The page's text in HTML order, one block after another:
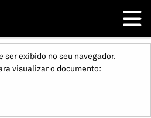
ser exibido no seu navegador.
visualizar o documento: